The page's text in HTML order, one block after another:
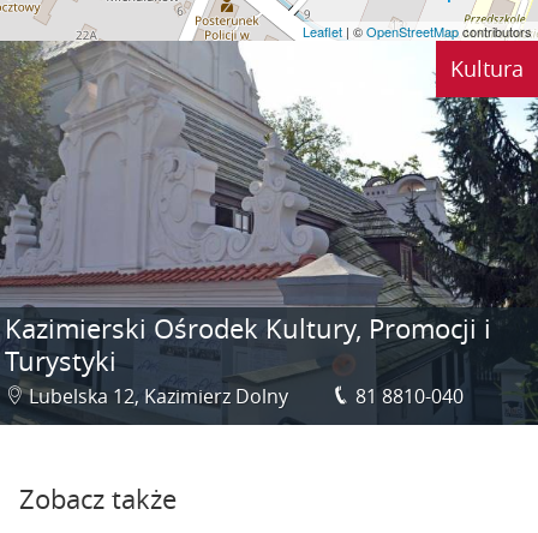
Leaflet | ©OpenStreetMapcontributors
Kultura
Kazimierski Ośrodek Kultury, Promocji i
Turystyki
Lubelska 12, Kazimierz Dolny 81 8810-040
Zobacz także